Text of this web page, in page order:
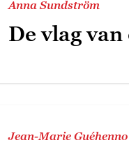
Anna Sundström
De vlag
Jean-Marie Guéhenno